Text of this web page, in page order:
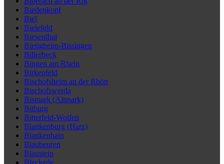
Biedenkopf
Biel
Bielefeld
Biesenthal
Bietigheim-Bissingen
Billerbeck
Bingen am Rhein
Birkenfeld
Bischofsheim an der Rhön
Bischofswerda
Bismark (Altmark)
Bitburg
Bitterfeld-Wolfen
Blankenburg (Harz)
Blankenhain
Blaubeuren
Blaustein